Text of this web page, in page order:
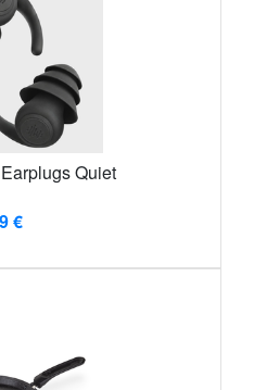
Quiet
9 €